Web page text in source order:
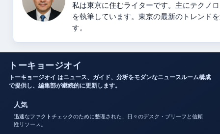
私は東京に住むライターです。主にテクノ
を執筆しています。東京の最新のトレンド
す。
トーキョージオイ
トーキョージオイ はニュース、ガイド、分析をモダンなニュースルーム構成
で提供し、編集部が継続的に更新します。
人気
迅速なファクトチェックのために整理された、日々のデスク・ブリーフと信頼
性リソース。